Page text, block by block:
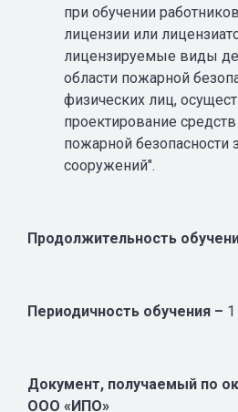
при обучении
лицензии или
лицензируемые виды
области пожарной
физических лиц,
проектирование
пожарной безопасности
сооружений".
Продолжительность
Периодичность обучения –
Документ, получаемый по
ООО «ИПО»